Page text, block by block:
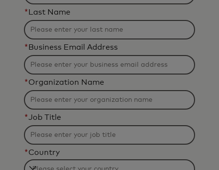
* Last Name
* Business Email Address
*Organization Name
*Job Title
*Country